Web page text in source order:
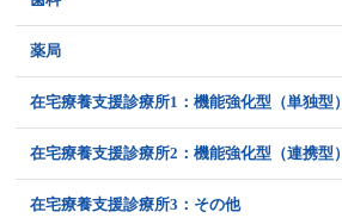
薬局
在宅療養支援診療所1：機能強化型（単独型）
在宅療養支援診療所2：機能強化型（連携型）
在宅療養支援診療所3：その他